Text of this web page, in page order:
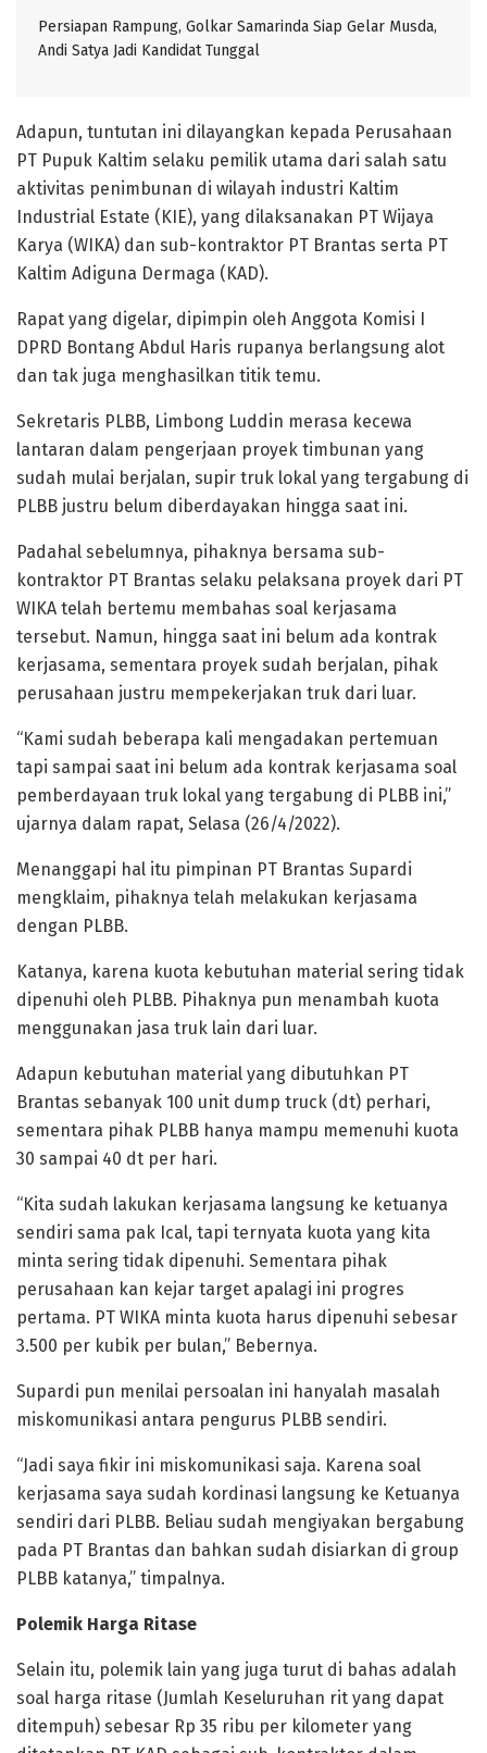
Persiapan Rampung, Golkar Samarinda Siap Gelar Musda,
Andi Satya Jadi Kandidat Tunggal
Adapun, tuntutan ini dilayangkan kepada Perusahaan
PT Pupuk Kaltim selaku pemilik utama dari salah satu
aktivitas penimbunan di wilayah industri Kaltim
Industrial Estate (KIE), yang dilaksanakan PT Wijaya
Karya (WIKA) dan sub-kontraktor PT Brantas serta PT
Kaltim Adiguna Dermaga (KAD).
Rapat yang digelar, dipimpin oleh Anggota Komisi I
DPRD Bontang Abdul Haris rupanya berlangsung alot
dan tak juga menghasilkan titik temu.
Sekretaris PLBB, Limbong Luddin merasa kecewa
lantaran dalam pengerjaan proyek timbunan yang
sudah mulai berjalan, supir truk lokal yang tergabung di
PLBB justru belum diberdayakan hingga saat ini.
Padahal sebelumnya, pihaknya bersama sub-
kontraktor PT Brantas selaku pelaksana proyek dari PT
WIKA telah bertemu membahas soal kerjasama
tersebut. Namun, hingga saat ini belum ada kontrak
kerjasama, sementara proyek sudah berjalan, pihak
perusahaan justru mempekerjakan truk dari luar.
“Kami sudah beberapa kali mengadakan pertemuan
tapi sampai saat ini belum ada kontrak kerjasama soal
pemberdayaan truk lokal yang tergabung di PLBB ini,”
ujarnya dalam rapat, Selasa (26/4/2022).
Menanggapi hal itu pimpinan PT Brantas Supardi
mengklaim, pihaknya telah melakukan kerjasama
dengan PLBB.
Katanya, karena kuota kebutuhan material sering tidak
dipenuhi oleh PLBB. Pihaknya pun menambah kuota
menggunakan jasa truk lain dari luar.
Adapun kebutuhan material yang dibutuhkan PT
Brantas sebanyak 100 unit dump truck (dt) perhari,
sementara pihak PLBB hanya mampu memenuhi kuota
30 sampai 40 dt per hari.
“Kita sudah lakukan kerjasama langsung ke ketuanya
sendiri sama pak Ical, tapi ternyata kuota yang kita
minta sering tidak dipenuhi. Sementara pihak
perusahaan kan kejar target apalagi ini progres
pertama. PT WIKA minta kuota harus dipenuhi sebesar
3.500 per kubik per bulan,” Bebernya.
Supardi pun menilai persoalan ini hanyalah masalah
miskomunikasi antara pengurus PLBB sendiri.
“Jadi saya fikir ini miskomunikasi saja. Karena soal
kerjasama saya sudah kordinasi langsung ke Ketuanya
sendiri dari PLBB. Beliau sudah mengiyakan bergabung
pada PT Brantas dan bahkan sudah disiarkan di group
PLBB katanya,” timpalnya.
Polemik Harga Ritase
Selain itu, polemik lain yang juga turut di bahas adalah
soal harga ritase (Jumlah Keseluruhan rit yang dapat
ditempuh) sebesar Rp 35 ribu per kilometer yang